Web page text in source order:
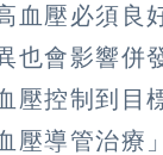
血壓必須良
也會影響併
壓控制到目
壓導管治療